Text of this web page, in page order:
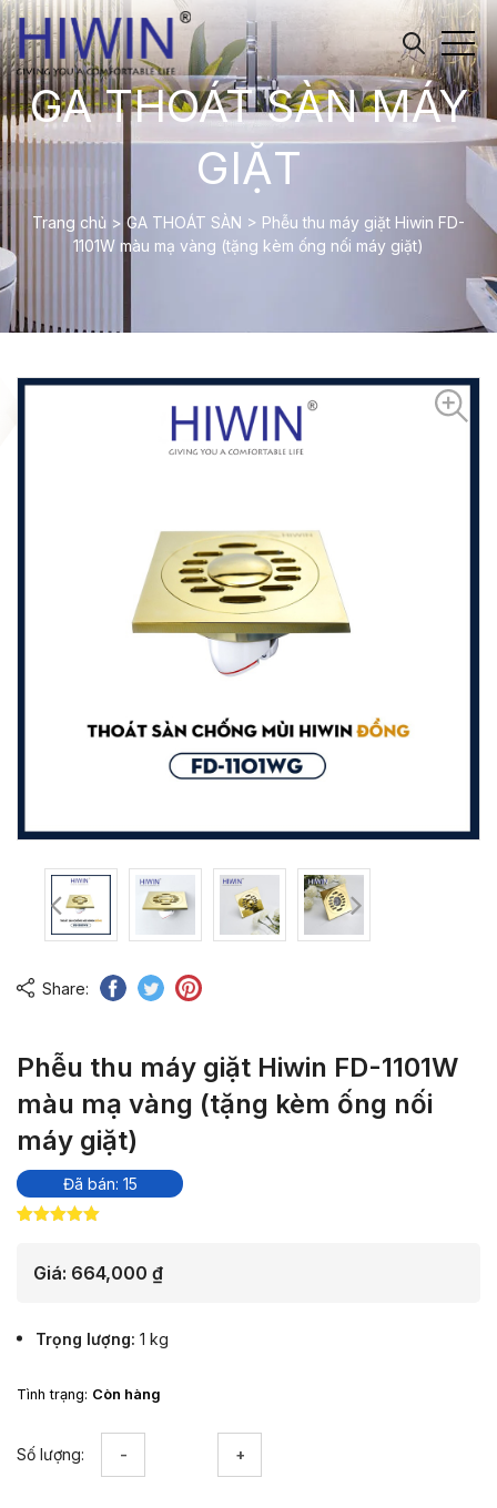
GA THOÁT SÀN MÁY
GIẶT
Trang chủ > GA THOÁT SÀN > Phễu thu máy giặt Hiwin FD-
1101W màu mạ vàng (tặng kèm ống nối máy giặt)
Share:
Phễu thu máy giặt Hiwin FD-1101W
màu mạ vàng (tặng kèm ống nối
máy giặt)
Đã bán: 15
đánh giá
Giá: 664,000 ₫
Trọng lượng 1 kg
Tình trạng: Còn hàng
Số lượng: